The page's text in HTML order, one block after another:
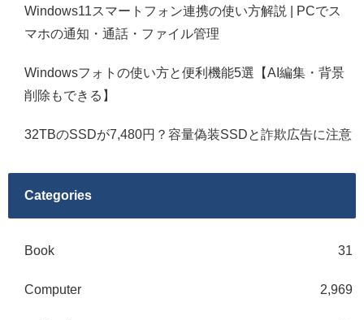
Windows11スマートフォン連携の使い方解説 | PCでス
マホの通知・通話・ファイル管理
Windowsフォトの使い方と便利機能5選【AI編集・背景
削除もできる】
32TBのSSDが7,480円？容量偽装SSDと詐欺広告に注意
Categories
Book 31
Computer 2,969